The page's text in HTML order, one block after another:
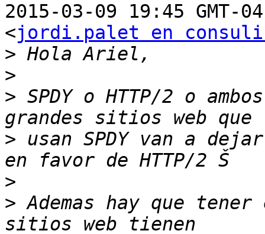
2015-03-09 19:45 GMT-
<jordi.palet en
>
>
> SPDY o HTTP/2 o
> usan SPDY van a
>
> Ademas hay que